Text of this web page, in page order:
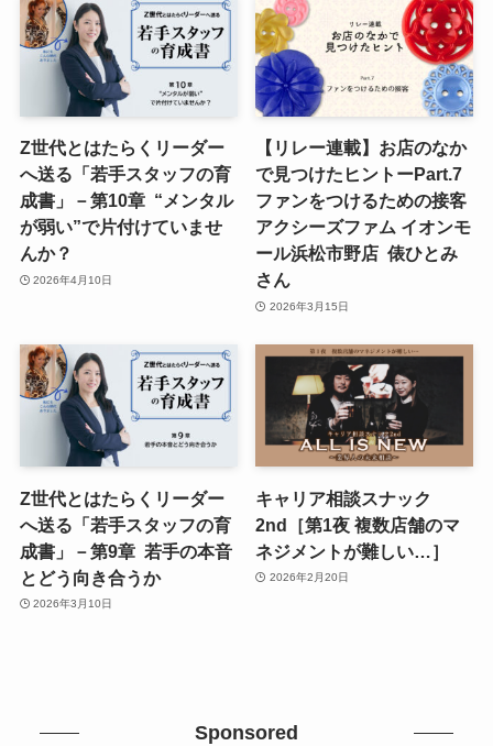
Z世代とはたらくリーダー
へ送る「若手スタッフの育
成書」－第10章 “メンタル
が弱い”で片付けていませ
んか？
2026年4月10日
【リレー連載】お店のなか
で見つけたヒントーPart.7
ファンをつけるための接客
アクシーズファム イオンモ
ール浜松市野店 俵ひとみ
さん
2026年3月15日
Z世代とはたらくリーダー
へ送る「若手スタッフの育
成書」－第9章 若手の本音
とどう向き合うか
2026年3月10日
キャリア相談スナック
2nd［第1夜 複数店舗のマ
ネジメントが難しい…］
2026年2月20日
Sponsored